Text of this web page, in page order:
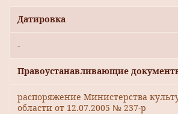
Датировка
-
Правоустанавливающие
распоряжение Министерства
области от 12.07.2005 № 237-р